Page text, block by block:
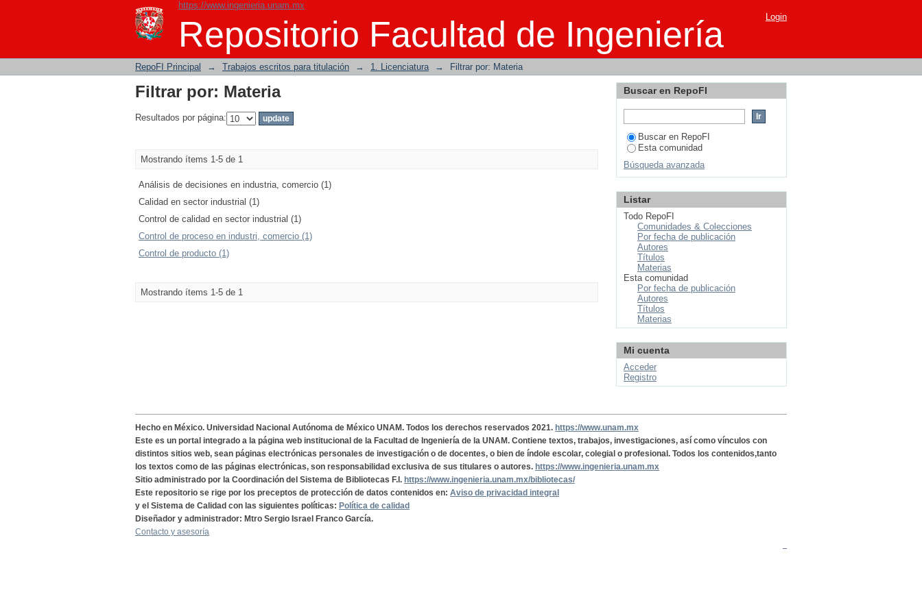
https://www.ingenieria.unam.mx
Repositorio Facultad de Ingeniería
Filtrar por: Materia Login
RepoFI Principal → Trabajos escritos para titulación → 1. Licenciatura → Filtrar por: Materia
Filtrar por: Materia
Resultados por página:
Mostrando ítems 1-5 de 1
Análisis de decisiones en industria, comercio (1)
Calidad en sector industrial (1)
Control de calidad en sector industrial (1)
Control de proceso en industri, comercio (1)
Control de producto (1)
Mostrando ítems 1-5 de 1
Buscar en RepoFI
Buscar en RepoFI
Esta comunidad
Búsqueda avanzada
Listar
Todo RepoFI
Comunidades & Colecciones
Por fecha de publicación
Autores
Títulos
Materias
Esta comunidad
Por fecha de publicación
Autores
Títulos
Materias
Mi cuenta
Acceder
Registro
Hecho en México. Universidad Nacional Autónoma de México UNAM. Todos los derechos reservados 2021. https://www.unam.mx
Este es un portal integrado a la página web institucional de la Facultad de Ingeniería de la UNAM. Contiene textos, trabajos, investigaciones, así como vínculos con
distintos sitios web, sean páginas electrónicas personales de investigación o de docentes, o bien de índole escolar, colegial o profesional. Todos los contenidos,tanto
los textos como de las páginas electrónicas, son responsabilidad exclusiva de sus titulares o autores. https://www.ingenieria.unam.mx
Sitio administrado por la Coordinación del Sistema de Bibliotecas F.I. https://www.ingenieria.unam.mx/bibliotecas/
Este repositorio se rige por los preceptos de protección de datos contenidos en: Aviso de privacidad integral
y el Sistema de Calidad con las siguientes políticas: Política de calidad
Diseñador y administrador: Mtro Sergio Israel Franco García.
Contacto y asesoría